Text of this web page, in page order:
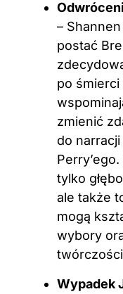
–
postać
po śmierci
zmienić
do narracji
tylko
ale także
mogą
wybory
Wypadek